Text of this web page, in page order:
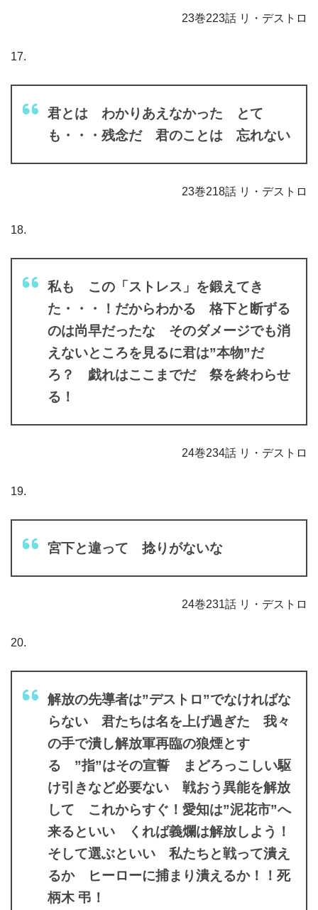
23巻223話 リ・デストロ
17.
君とは わかりあえなかった とて
も・・・残念だ 君のことは 忘れない
23巻218話 リ・デストロ
18.
私も この「ストレス」を鍛えてき
た・・・！だからわかる 格下と断ずる
のは尚早だったな そのダメージでも消
えないところを見るに君は”本物”だ
ろ？ 戯れはここまでだ 祭を終わらせ
る！
24巻234話 リ・デストロ
19.
宮下と違って 捻りがないな
24巻231話 リ・デストロ
20.
解放の先導者は”デストロ”でなければな
らない 君たちは名を上げ過ぎた 我々
の手で潰し解放軍再臨の狼煙とす
る ”指”はその宣誓 まどろっこしい駆
け引きなど必要ない 戦おう異能を解放
して これからすぐ！愛知は”泥花市”へ
来るといい くれば義爛は解放しよう！
そして選ぶといい 私たちと戦って潰え
るか ヒーローに捕まり潰えるか！！死
柄木 弔！